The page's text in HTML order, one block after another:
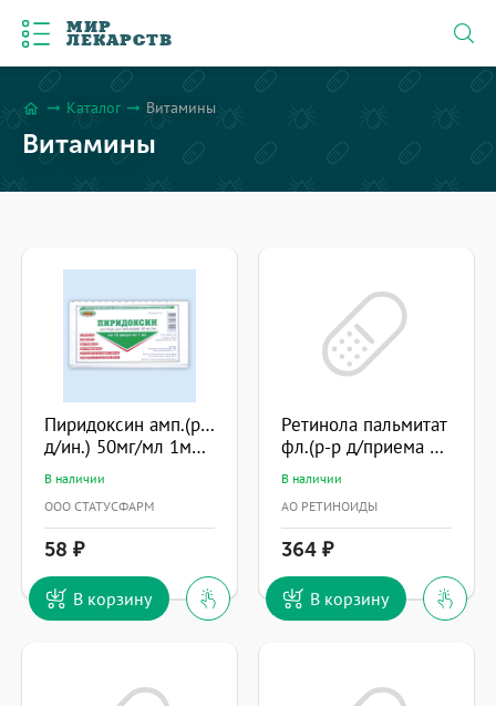
МИР
ЛЕКАРСТВ
home arrow_right_alt Каталог arrow_right_alt Витамины
Витамины
Пиридоксин амп.(р-р
д/ин.) 50мг/мл 1мл №10
В наличии
ООО СТАТУСФАРМ
58
В корзину
Ретинола пальмитат
фл.(р-р д/приема внутрь масляный) 100000МЕ 50мл №1
В наличии
АО РЕТИНОИДЫ
364
В корзину